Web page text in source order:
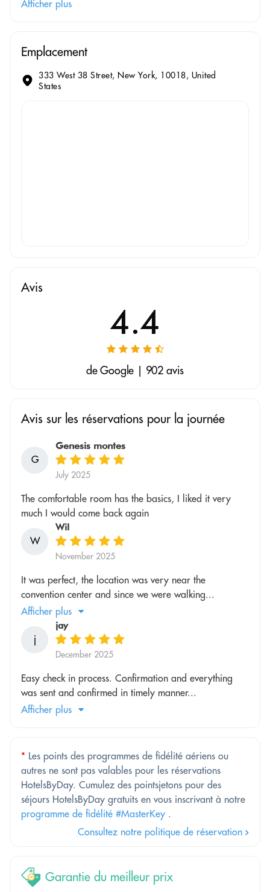
Afficher plus
Emplacement
333 West 38 Street, New York, 10018, United
States
Avis
4.4
de Google | 902 avis
Avis sur les réservations pour la journée
G
Genesis montes
July 2025
The comfortable room has the basics, I liked it very
much I would come back again
W
Wil
November 2025
It was perfect, the location was very near the
convention center and since we were walking...
Afficher plus
j
jay
December 2025
Easy check in process. Confirmation and everything
was sent and confirmed in timely manner...
Afficher plus
* Les points des programmes de fidélité aériens ou
autres ne sont pas valables pour les réservations
HotelsByDay. Cumulez des pointsjetons pour des
séjours HotelsByDay gratuits en vous inscrivant à notre
programme de fidélité #MasterKey .
Consultez notre politique de réservation
Garantie du meilleur prix